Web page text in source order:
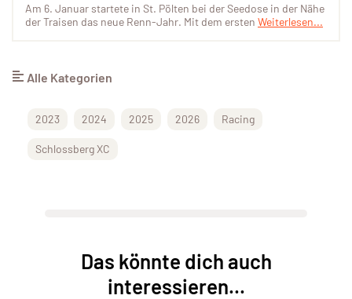
Am 6. Januar startete in St. Pölten bei der Seedose in der Nähe
der Traisen das neue Renn-Jahr. Mit dem ersten Weiterlesen...
Alle Kategorien
2023 2024 2025 2026 Racing
Schlossberg XC
Das könnte dich auch
interessieren...